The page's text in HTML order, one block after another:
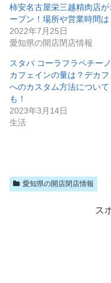
柿安名古屋栄三越精肉店が
ープン！場所や営業時間は
2022年7月25日
愛知県の開店閉店情報
スタバ コーラフラペチー
カフェインの量は？デカフ
へのカスタム方法について
も！
2023年3月14日
生活
愛知県の開店閉店情報
ス